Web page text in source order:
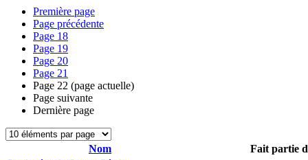
Première page
Page précédente
Page 18
Page 19
Page 20
Page 21
Page 22 (page actuelle)
Page suivante
Dernière page
Nom
Fait partie